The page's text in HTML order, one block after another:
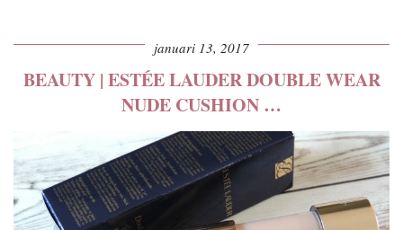
januari 13, 2017
BEAUTY | ESTÉE LAUDER DOUBLE WEAR
NUDE CUSHION …